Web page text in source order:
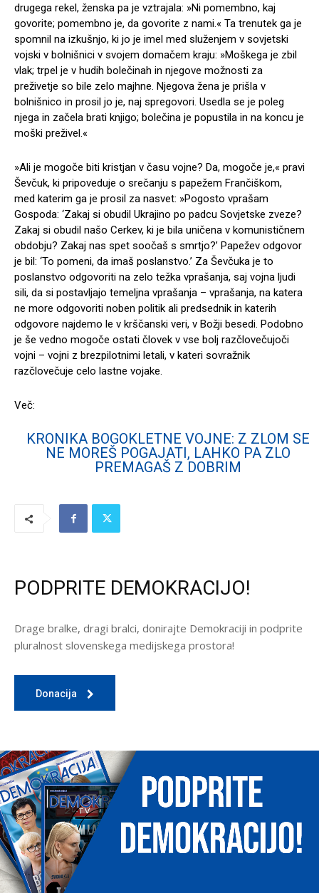
drugega rekel, ženska pa je vztrajala: »Ni pomembno, kaj
govorite; pomembno je, da govorite z nami.« Ta trenutek ga je
spomnil na izkušnjo, ki jo je imel med služenjem v sovjetski
vojski v bolnišnici v svojem domačem kraju: »Moškega je zbil
vlak; trpel je v hudih bolečinah in njegove možnosti za
preživetje so bile zelo majhne. Njegova žena je prišla v
bolnišnico in prosil jo je, naj spregovori. Usedla se je poleg
njega in začela brati knjigo; bolečina je popustila in na koncu je
moški preživel.«
»Ali je mogoče biti kristjan v času vojne? Da, mogoče je,« pravi
Ševčuk, ki pripoveduje o srečanju s papežem Frančiškom,
med katerim ga je prosil za nasvet: »Pogosto vprašam
Gospoda: ‘Zakaj si obudil Ukrajino po padcu Sovjetske zveze?
Zakaj si obudil našo Cerkev, ki je bila uničena v komunističnem
obdobju? Zakaj nas spet soočaš s smrtjo?’ Papežev odgovor
je bil: ‘To pomeni, da imaš poslanstvo.’ Za Ševčuka je to
poslanstvo odgovoriti na zelo težka vprašanja, saj vojna ljudi
sili, da si postavljajo temeljna vprašanja – vprašanja, na katera
ne more odgovoriti noben politik ali predsednik in katerih
odgovore najdemo le v krščanski veri, v Božji besedi. Podobno
je še vedno mogoče ostati človek v vse bolj razčlovečujoči
vojni – vojni z brezpilotnimi letali, v kateri sovražnik
razčlovečuje celo lastne vojake.
Več:
KRONIKA BOGOKLETNE VOJNE: Z ZLOM SE
NE MOREŠ POGAJATI, LAHKO PA ZLO
PREMAGAŠ Z DOBRIM
PODPRITE DEMOKRACIJO!
Drage bralke, dragi bralci, donirajte Demokraciji in podprite
pluralnost slovenskega medijskega prostora!
Donacija